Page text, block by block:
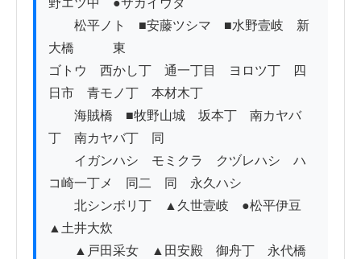
野エツ中　●サカイウタ
松平ノト　■安藤ツシマ　■水野壹岐　新
大橋　　　東
ゴトウ　西かし丁　通一丁目　ヨロツ丁　四
日市　青モノ丁　本材木丁
海賊橋　■牧野山城　坂本丁　南カヤバ
丁　南カヤバ丁　同
イガンハシ　モミクラ　クヅレハシ　ハ
コ崎一丁メ　同二　同　永久ハシ
北シンボリ丁　▲久世壹岐　●松平伊豆
▲土井大炊
▲戸田采女　▲田安殿　御舟丁　永代橋